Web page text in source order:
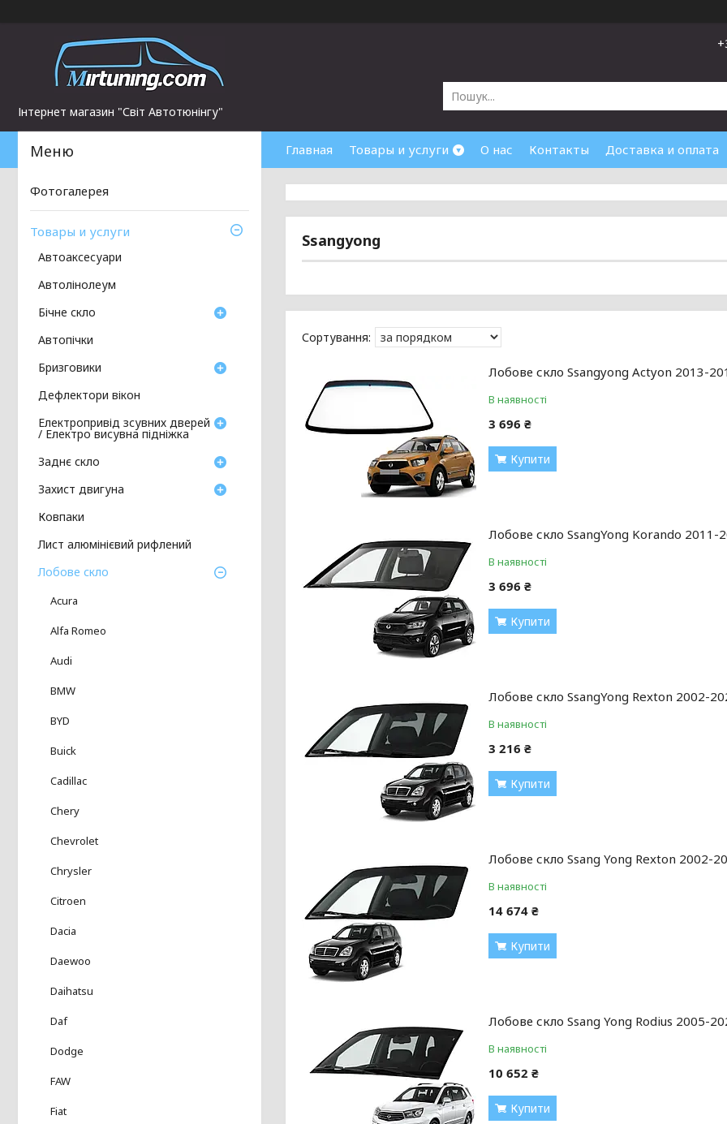
Інтернет магазин "Світ Автотюнінгу"
Главная Товары и услуги О нас Контакты Доставка и оплата
Ssangyong
Лобове скло Ssangyong Actyon 2013-
В наявності
3 696 ₴
Купити
Лобове скло SsangYong Korando 2011-
В наявності
3 696 ₴
Купити
Лобове скло SsangYong Rexton 2002-
В наявності
3 216 ₴
Купити
Лобове скло Ssang Yong Rexton 2002-
В наявності
14 674 ₴
Купити
Лобове скло Ssang Yong Rodius 2005-
В наявності
10 652 ₴
Купити
Фотогалерея
Товары и услуги
Автоаксесуари
Автолінолеум
Бічне скло
Автопічки
Бризговики
Дефлектори вікон
Електропривід зсувних дверей
/ Електро висувна підніжка
Заднє скло
Захист двигуна
Ковпаки
Лист алюмінієвий рифлений
Лобове скло
Acura
Alfa Romeo
Audi
BMW
BYD
Buick
Cadillac
Chery
Chevrolet
Chrysler
Citroen
Dacia
Daewoo
Daihatsu
Daf
Dodge
FAW
Fiat